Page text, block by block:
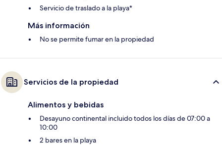
Servicio de traslado a la playa*
Más información
No se permite fumar en la propiedad
Servicios de la propiedad
Alimentos y bebidas
Desayuno continental incluido todos los días de 07:00 a
10:00
2 bares en la playa